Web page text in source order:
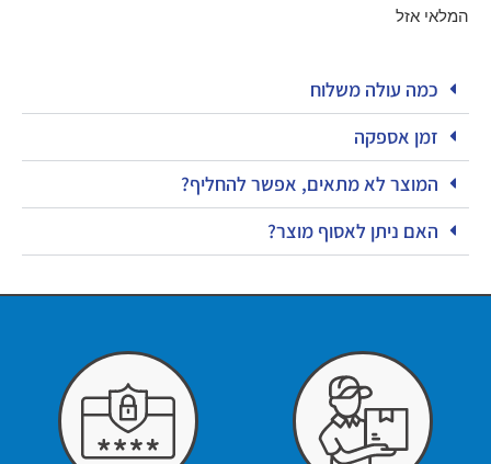
המלאי אזל
כמה עולה משלוח
זמן אספקה
המוצר לא מתאים, אפשר להחליף?
האם ניתן לאסוף מוצר?